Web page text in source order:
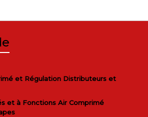
et Régulation Distributeurs et
et à Fonctions Air Comprimé